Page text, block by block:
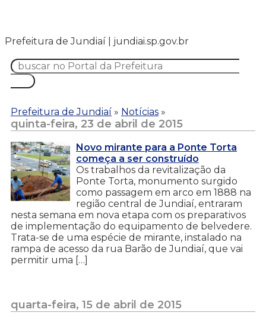
Prefeitura de Jundiaí | jundiai.sp.gov.br
Prefeitura de Jundiaí » Notícias »
quinta-feira, 23 de abril de 2015
Novo mirante para a Ponte Torta
começa a ser construído
Os trabalhos da revitalização da
Ponte Torta, monumento surgido
como passagem em arco em 1888 na
região central de Jundiaí, entraram
nesta semana em nova etapa com os preparativos
de implementação do equipamento de belvedere.
Trata-se de uma espécie de mirante, instalado na
rampa de acesso da rua Barão de Jundiaí, que vai
permitir uma […]
quarta-feira, 15 de abril de 2015